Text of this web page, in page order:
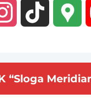
Instagram TikTok
“Sloga